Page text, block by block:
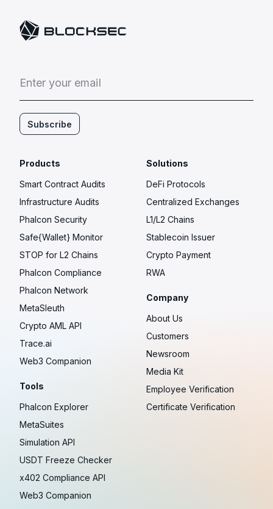
Enter your email
Subscribe
Products
Smart Contract Audits
Infrastructure Audits
Phalcon Security
Safe{Wallet} Monitor
STOP for L2 Chains
Phalcon Compliance
Phalcon Network
MetaSleuth
Crypto AML API
Trace.ai
Web3 Companion
Tools
Phalcon Explorer
MetaSuites
Simulation API
USDT Freeze Checker
x402 Compliance API
Web3 Companion
Solutions
DeFi Protocols
Centralized Exchanges
L1/L2 Chains
Stablecoin Issuer
Crypto Payment
RWA
Company
About Us
Customers
Newsroom
Media Kit
Employee Verification
Certificate Verification